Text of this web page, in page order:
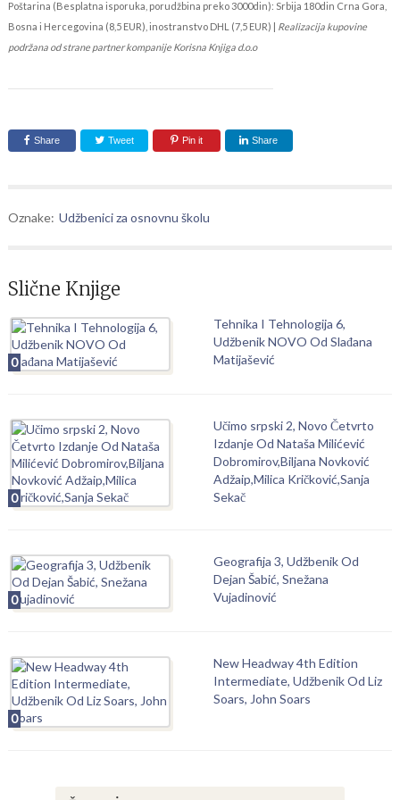
Poštarina (Besplatna isporuka, porudžbina preko 3000din): Srbija 180din Crna Gora,
Bosna i Hercegovina (8,5 EUR), inostranstvo DHL (7,5 EUR) | Realizacija kupovine
podržana od strane partner kompanije Korisna Knjiga d.o.o
Share Tweet Pin it Share
Oznake: Udžbenici za osnovnu školu
Slične Knjige
0
Tehnika I Tehnologija 6,
Udžbenik NOVO Od Slađana
Matijašević
0
Učimo srpski 2, Novo Četvrto
Izdanje Od Nataša Milićević
Dobromirov,Biljana Novković
Adžaip,Milica Kričković,Sanja
Sekač
0
Geografija 3, Udžbenik Od
Dejan Šabić, Snežana
Vujadinović
0
New Headway 4th Edition
Intermediate, Udžbenik Od Liz
Soars, John Soars